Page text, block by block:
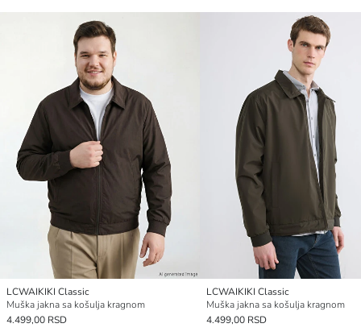
LCWAIKIKI Classic
Muška jakna sa košulja kragnom
4.499,00 RSD
LCWAIKIKI Classic
Muška jakna sa košulja kragnom
4.499,00 RSD